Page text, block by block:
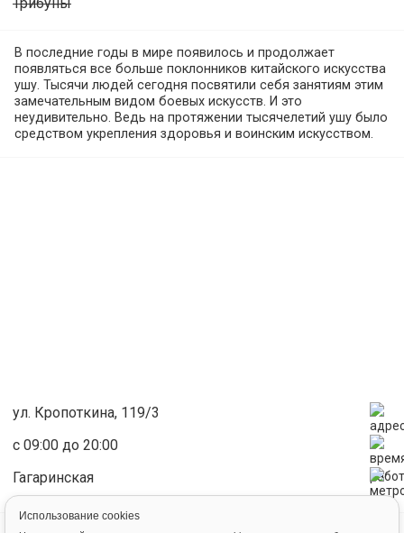
Использование cookies
В последние годы в мире появилось и продолжает
появляться все больше поклонников китайского искусства
ушу. Тысячи людей сегодня посвятили себя занятиям этим
замечательным видом боевых искусств. И это
неудивительно. Ведь на протяжении тысячелетий ушу было
средством укрепления здоровья и воинским искусством.
ул. Кропоткина, 119/3
с 09:00 до 20:00
Гагаринская